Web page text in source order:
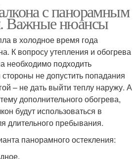
с панорамным
Важные нюансы
в холодное время года
К вопросу утепления и обогрева
необходимо подходить
не допустить попадания
– не дать выйти теплу наружу. А
дополнительного обогрева,
будут использоваться в
длительного пребывания.
панорамного остекления: